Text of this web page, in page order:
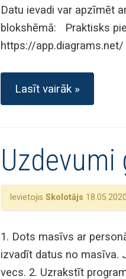
Datu ievadi var apzīmēt
blokshēmā: Praktisks
https://
Lasīt vairāk »
Ievietojis Skolotājs
1. Dots masīvs ar
izvadīt datus no masīva.
vecs. 2. Uzrakstīt